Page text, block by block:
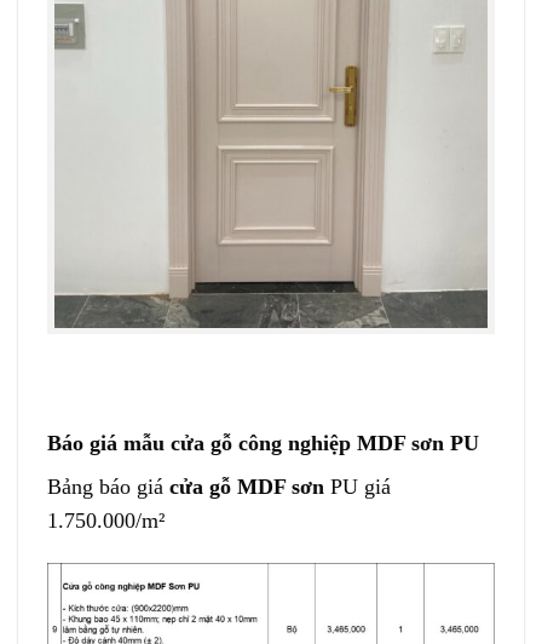
Báo giá mẫu cửa gỗ công nghiệp MDF sơn PU
Bảng báo giá cửa gỗ MDF sơn PU giá
1.750.000/m²